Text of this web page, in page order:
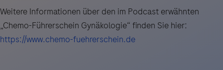
Weitere Informationen über den im Podcast erwähnten
„Chemo-Führerschein Gynäkologie“ finden Sie hier:
https://www.chemo-fuehrerschein.de